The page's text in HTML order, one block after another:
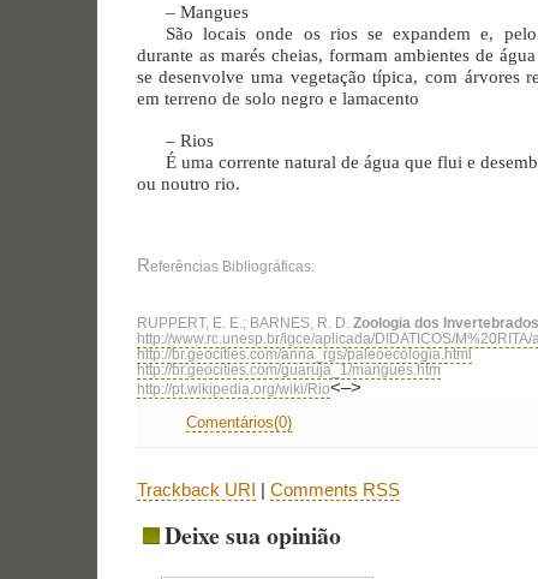
– Mangues
São locais onde os rios se expandem e,
durante as marés cheias, formam ambientes de
se desenvolve uma vegetação típica, com árvores
em terreno de solo negro e lamacento
– Rios
É uma corrente natural de água que flui e
ou noutro rio.
Referências Bibliográficas:
RUPPERT, E. E.; BARNES, R. D. Zoologia dos Invertebrados
http://www.rc.unesp.br/igce/aplicada/DIDATICOS/M%20RITA/
http://br.geocities.com/anna_rgs/paleoecologia.html
http://br.geocities.com/guaruja_1/mangues.htm
http://pt.wikipedia.org/wiki/Rio<–>
Comentários(0)
Trackback URI | Comments RSS
Deixe sua opinião